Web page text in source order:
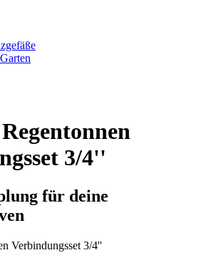
Regentonnen
3/4''
für deine
Verbindungsset 3/4''